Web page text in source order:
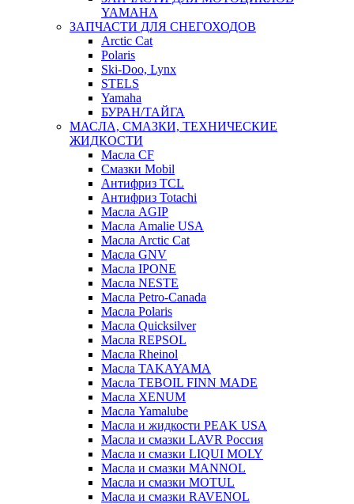
YAMAHA
ЗАПЧАСТИ ДЛЯ СНЕГОХОДОВ
Arctic Cat
Polaris
Ski-Doo, Lynx
STELS
Yamaha
БУРАН/ТАЙГА
МАСЛА, СМАЗКИ, ТЕХНИЧЕСКИЕ
ЖИДКОСТИ
Масла CF
Смазки Mobil
Антифриз TCL
Антифриз Totachi
Масла AGIP
Масла Amalie USA
Масла Arctic Cat
Масла GNV
Масла IPONE
Масла NESTE
Масла Petro-Canada
Масла Polaris
Масла Quicksilver
Масла REPSOL
Масла Rheinol
Масла TAKAYAMA
Масла TEBOIL FINN MADE
Масла XENUM
Масла Yamalube
Масла и жидкости PEAK USA
Масла и смазки LAVR Россия
Масла и смазки LIQUI MOLY
Масла и смазки MANNOL
Масла и смазки MOTUL
Масла и смазки RAVENOL